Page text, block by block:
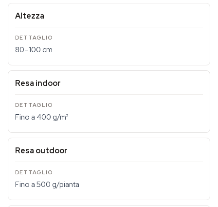
Altezza
80–100 cm
Resa indoor
Fino a 400 g/m²
Resa outdoor
Fino a 500 g/pianta